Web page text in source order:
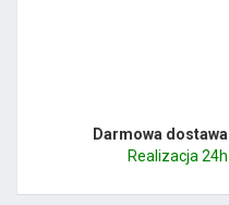
Darmowa dostawa
Realizacja 24h